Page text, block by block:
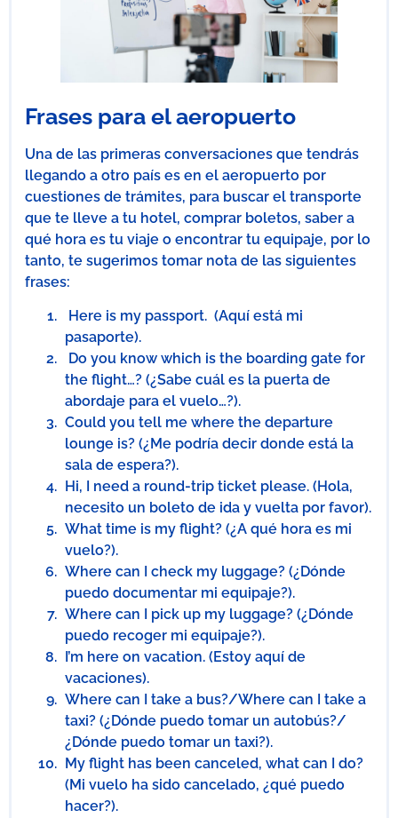
Frases para el aeropuerto
Una de las primeras conversaciones que tendrás
llegando a otro país es en el aeropuerto por
cuestiones de trámites, para buscar el transporte
que te lleve a tu hotel, comprar boletos, saber a
qué hora es tu viaje o encontrar tu equipaje, por lo
tanto, te sugerimos tomar nota de las siguientes
frases:
Here is my passport. (Aquí está mi
pasaporte).
Do you know which is the boarding gate for
the flight…? (¿Sabe cuál es la puerta de
abordaje para el vuelo…?).
Could you tell me where the departure
lounge is? (¿Me podría decir donde está la
sala de espera?).
Hi, I need a round-trip ticket please. (Hola,
necesito un boleto de ida y vuelta por favor).
What time is my flight? (¿A qué hora es mi
vuelo?).
Where can I check my luggage? (¿Dónde
puedo documentar mi equipaje?).
Where can I pick up my luggage? (¿Dónde
puedo recoger mi equipaje?).
I’m here on vacation. (Estoy aquí de
vacaciones).
Where can I take a bus?/Where can I take a
taxi? (¿Dónde puedo tomar un autobús?/
¿Dónde puedo tomar un taxi?).
My flight has been canceled, what can I do?
(Mi vuelo ha sido cancelado, ¿qué puedo
hacer?).